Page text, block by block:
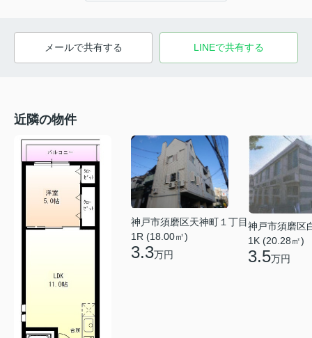
メールで共有する LINEで共有する
近隣の物件
神戸市須磨区天神町１丁目
1R (18.00㎡)
3.3万円
神戸市須磨区
1K (20.28㎡)
3.5万円